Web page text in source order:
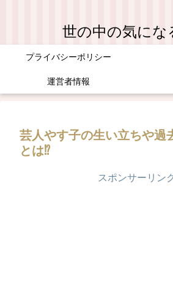
世の中の気にな
プライバシーポリシー
運営者情報
芸人やす子の生い立ちや過
とは⁉
スポンサーリン